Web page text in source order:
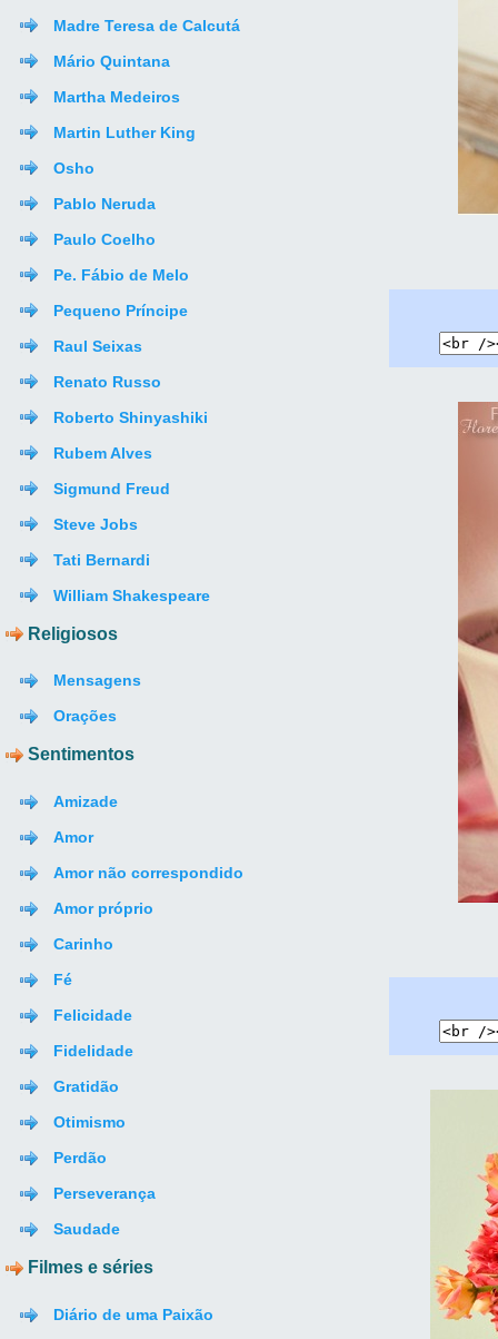
Madre Teresa de Calcutá
Mário Quintana
Martha Medeiros
Martin Luther King
Osho
Pablo Neruda
Paulo Coelho
Pe. Fábio de Melo
Pequeno Príncipe
Raul Seixas
Renato Russo
Roberto Shinyashiki
Rubem Alves
Sigmund Freud
Steve Jobs
Tati Bernardi
William Shakespeare
Religiosos
Mensagens
Orações
Sentimentos
Amizade
Amor
Amor não correspondido
Amor próprio
Carinho
Fé
Felicidade
Fidelidade
Gratidão
Otimismo
Perdão
Perseverança
Saudade
Filmes e séries
Diário de uma Paixão